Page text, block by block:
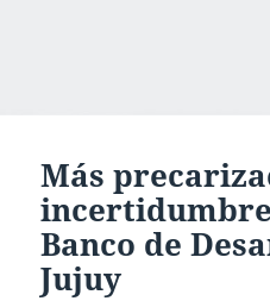
Más
Banco de
Jujuy